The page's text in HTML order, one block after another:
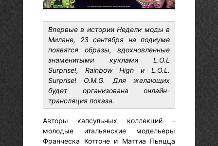
Впервые в истории Недели моды в
Милане, 23 сентября на подиуме
появятся образы, вдохновленные
знаменитыми куклами L.O.L
Surprise!, Rainbow High и L.O.L.
Surprise! O.M.G. Для желающих
будет организована онлайн-
трансляция показа.
Авторы капсульных коллекций –
молодые итальянские модельеры
Франческа Коттоне и Маттиа Пьяцца